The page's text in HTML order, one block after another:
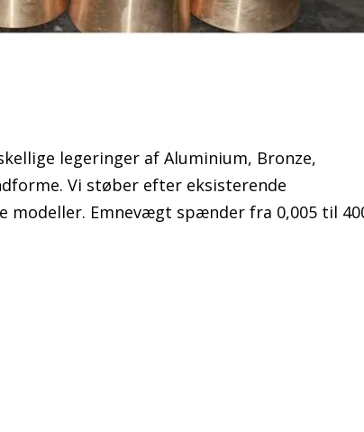
legeringer af Aluminium, Bronze,
Vi støber efter eksisterende
Emnevægt spænder fra 0,005 til